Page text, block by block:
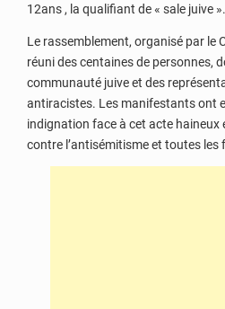
12ans , la qualifiant de « sale juive
Le rassemblement, organisé par le
réuni des centaines de personnes,
communauté juive et des
antiracistes. Les manifestants ont
indignation face à cet acte haineux
contre l’antisémitisme et toutes les